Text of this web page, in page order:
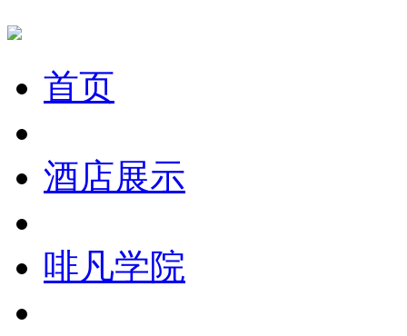
首页
酒店展示
啡凡学院